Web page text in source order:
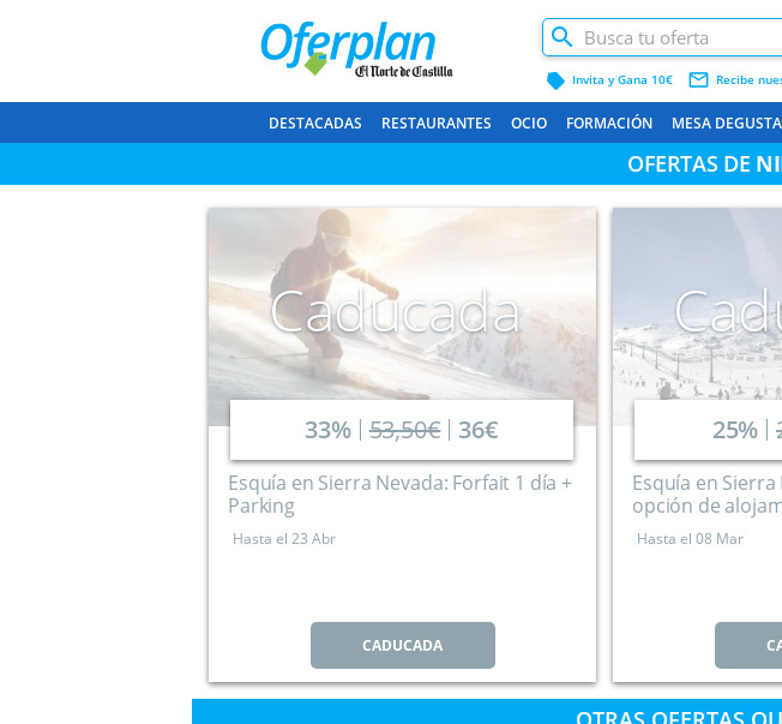
label Invita y Gana 10€ mail_outline Recibe
DESTACADAS RESTAURANTES OCIO FORMACIÓN MESA DEGUSTA
OFERTAS DE
Caducada
33% 53,50€ 36€
Esquía en Sierra Nevada: Forfait 1 día +
Parking
Hasta el 23 Abr
CADUCADA
25%
Esquía en
opción de
Hasta el 08 Mar